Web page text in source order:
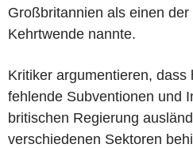
Großbritannien als einen
Kehrtwende nannte.
Kritiker argumentieren, dass
fehlende Subventionen und
britischen Regierung
verschiedenen Sektoren